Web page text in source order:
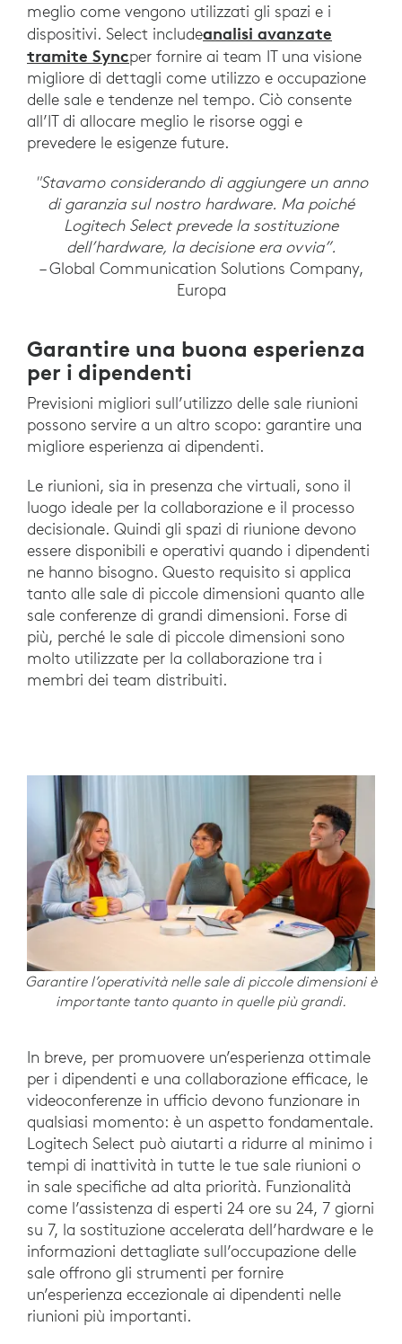
meglio come vengono utilizzati gli spazi e i
dispositivi. Select includeanalisi avanzate
tramite Syncper fornire ai team IT una visione
migliore di dettagli come utilizzo e occupazione
delle sale e tendenze nel tempo. Ciò consente
all’IT di allocare meglio le risorse oggi e
prevedere le esigenze future.
"Stavamo considerando di aggiungere un anno
di garanzia sul nostro hardware. Ma poiché
Logitech Select prevede la sostituzione
dell’hardware, la decisione era ovvia”.
– Global Communication Solutions Company,
Europa
Garantire una buona esperienza
per i dipendenti
Previsioni migliori sull’utilizzo delle sale riunioni
possono servire a un altro scopo: garantire una
migliore esperienza ai dipendenti.
Le riunioni, sia in presenza che virtuali, sono il
luogo ideale per la collaborazione e il processo
decisionale. Quindi gli spazi di riunione devono
essere disponibili e operativi quando i dipendenti
ne hanno bisogno. Questo requisito si applica
tanto alle sale di piccole dimensioni quanto alle
sale conferenze di grandi dimensioni. Forse di
più, perché le sale di piccole dimensioni sono
molto utilizzate per la collaborazione tra i
membri dei team distribuiti.
Garantire l’operatività nelle sale di piccole dimensioni è
importante tanto quanto in quelle più grandi.
In breve, per promuovere un’esperienza ottimale
per i dipendenti e una collaborazione efficace, le
videoconferenze in ufficio devono funzionare in
qualsiasi momento: è un aspetto fondamentale.
Logitech Select può aiutarti a ridurre al minimo i
tempi di inattività in tutte le tue sale riunioni o
in sale specifiche ad alta priorità. Funzionalità
come l’assistenza di esperti 24 ore su 24, 7 giorni
su 7, la sostituzione accelerata dell’hardware e le
informazioni dettagliate sull’occupazione delle
sale offrono gli strumenti per fornire
un’esperienza eccezionale ai dipendenti nelle
riunioni più importanti.